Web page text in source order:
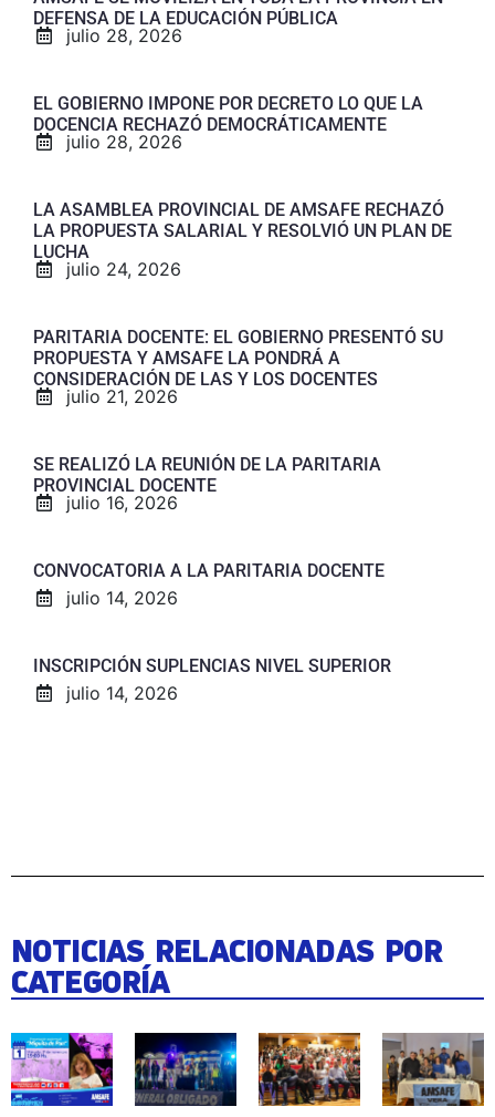
DEFENSA DE LA EDUCACIÓN PÚBLICA
julio 28, 2026
EL GOBIERNO IMPONE POR DECRETO LO QUE LA
DOCENCIA RECHAZÓ DEMOCRÁTICAMENTE
julio 28, 2026
LA ASAMBLEA PROVINCIAL DE AMSAFE RECHAZÓ
LA PROPUESTA SALARIAL Y RESOLVIÓ UN PLAN DE
LUCHA
julio 24, 2026
PARITARIA DOCENTE: EL GOBIERNO PRESENTÓ SU
PROPUESTA Y AMSAFE LA PONDRÁ A
CONSIDERACIÓN DE LAS Y LOS DOCENTES
julio 21, 2026
SE REALIZÓ LA REUNIÓN DE LA PARITARIA
PROVINCIAL DOCENTE
julio 16, 2026
CONVOCATORIA A LA PARITARIA DOCENTE
julio 14, 2026
INSCRIPCIÓN SUPLENCIAS NIVEL SUPERIOR
julio 14, 2026
NOTICIAS RELACIONADAS POR
CATEGORÍA